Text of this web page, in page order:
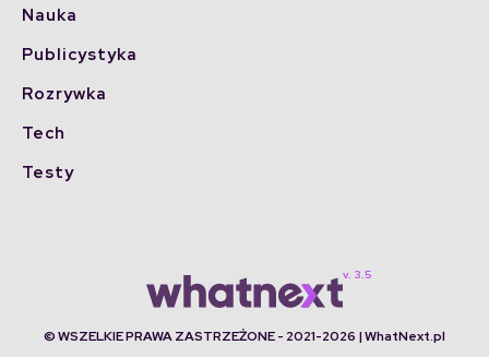
Nauka
Publicystyka
Rozrywka
Tech
Testy
© WSZELKIE PRAWA ZASTRZEŻONE - 2021-2026 | WhatNext.pl